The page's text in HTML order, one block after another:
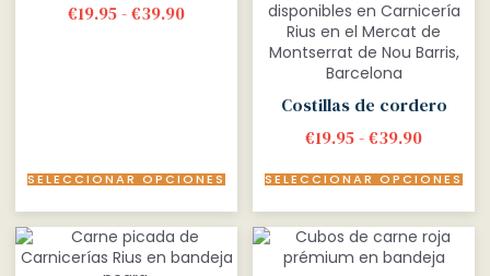
€19.95-€39.90
SELECCIONAR OPCIONES
Costillas de cordero
€19.95-€39.90
SELECCIONAR OPCIONES